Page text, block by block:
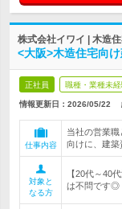
株式会社イワイ | 木造
<大阪>木造住宅向
正社員 職種・業種未
情報更新日：2026/05/22
仕事内容
当社の営業
向けに、建築
対象と
なる方
【20代～40
は不問です◎